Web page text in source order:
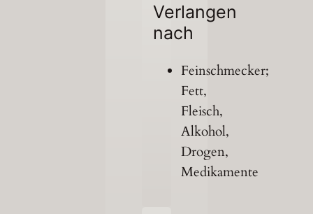
Verlangen
nach
Feinschmecker;
Fett,
Fleisch,
Alkohol,
Drogen,
Medikamente